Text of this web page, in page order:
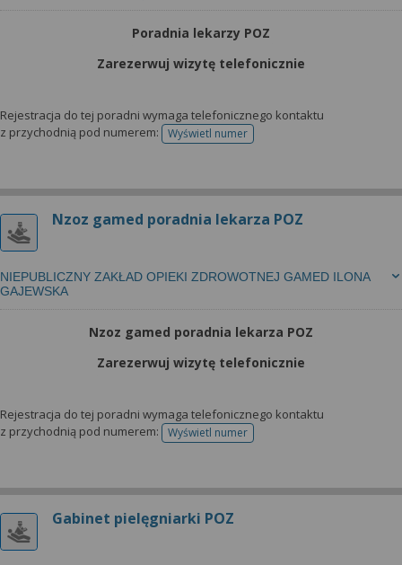
Poradnia lekarzy POZ
Zarezerwuj wizytę telefonicznie
Rejestracja do tej poradni wymaga telefonicznego kontaktu
z przychodnią pod numerem:
Wyświetl numertelefonu do rejestracji
Nzoz gamed poradnia lekarza POZ
NIEPUBLICZNY ZAKŁAD OPIEKI ZDROWOTNEJ GAMED ILONA
GAJEWSKA
Nzoz gamed poradnia lekarza POZ
Zarezerwuj wizytę telefonicznie
Rejestracja do tej poradni wymaga telefonicznego kontaktu
z przychodnią pod numerem:
Wyświetl numertelefonu do rejestracji
Gabinet pielęgniarki POZ